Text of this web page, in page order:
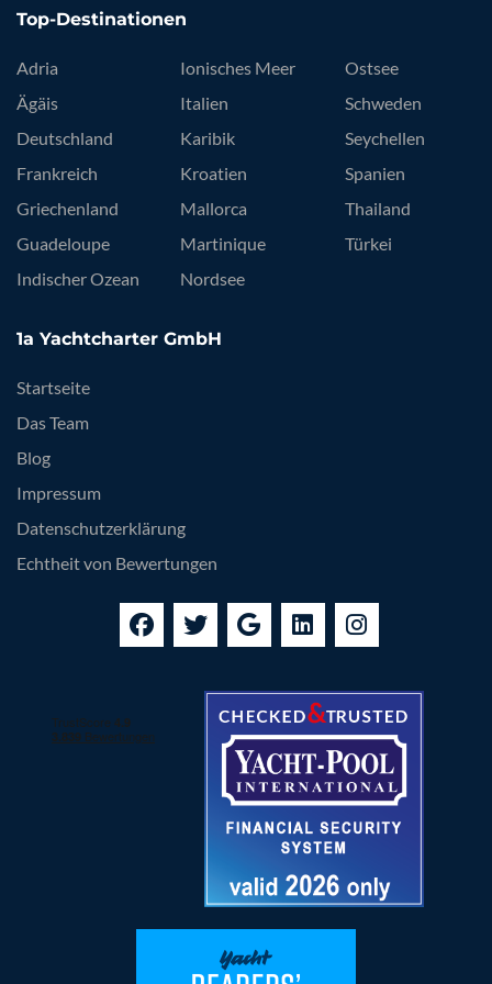
Top-Destinationen
Adria
Ägäis
Deutschland
Frankreich
Griechenland
Guadeloupe
Indischer Ozean
Ionisches Meer
Italien
Karibik
Kroatien
Mallorca
Martinique
Nordsee
Ostsee
Schweden
Seychellen
Spanien
Thailand
Türkei
1a Yachtcharter GmbH
Startseite
Das Team
Blog
Impressum
Datenschutzerklärung
Echtheit von Bewertungen